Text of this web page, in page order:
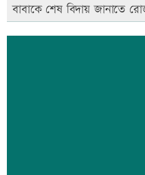
বাবাকে শেষ বিদায় জানাতে